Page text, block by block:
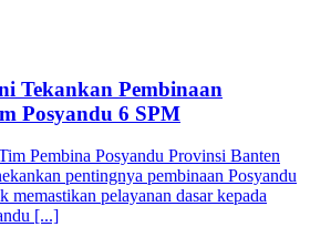
Tekankan Pembinaan
Posyandu 6 SPM
Pembina Posyandu Provinsi Banten
pentingnya pembinaan Posyandu
memastikan pelayanan dasar kepada
[...]